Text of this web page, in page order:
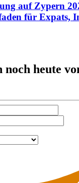
auf Zypern
für Expats,
noch heute